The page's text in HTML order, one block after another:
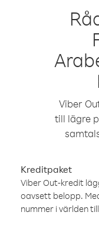
Viber
till lägre
Kreditpaket
Viber Out-kredit
oavsett belopp.
nummer i världen